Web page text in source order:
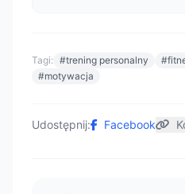
Tagi: #trening personalny
#motywacja
Udostępnij: Facebook